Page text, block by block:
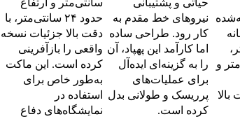
و
بالا
حیاتی و پشتیبانی
نیروهای خط مقدم به
کار رود. طراحی ساده
اما کارآمد این پهپاد، آن
را به گزینه‌ای ایده‌آل
برای عملیات‌های
پرریسک و طولانی بدل
کرده است.
سانتی‌متر و ارتفاع
حدود ۲۴ سانتی‌متر، با
دقت بالا جزئیات نسخه
واقعی را بازآفرینی
کرده است. این ماکت
به‌طور خاص برای
استفاده در
نمایشگاه‌های دفاع